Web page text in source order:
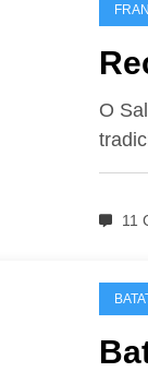
O
11